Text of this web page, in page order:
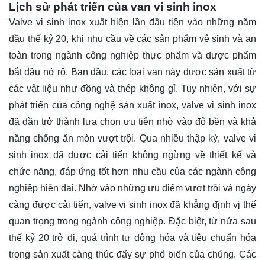
Lịch sử phát triển của van vi sinh inox
Valve vi sinh inox xuất hiện lần đầu tiên vào những năm
đầu thế kỷ 20, khi nhu cầu về các sản phẩm vệ sinh và an
toàn trong ngành công nghiệp thực phẩm và dược phẩm
bắt đầu nở rộ. Ban đầu, các loại van này được sản xuất từ
các vật liệu như đồng và thép không gỉ. Tuy nhiên, với sự
phát triển của công nghệ sản xuất inox, valve vi sinh inox
đã dần trở thành lựa chọn ưu tiên nhờ vào độ bền và khả
năng chống ăn mòn vượt trội. Qua nhiều thập kỷ, valve vi
sinh inox đã được cải tiến không ngừng về thiết kế và
chức năng, đáp ứng tốt hơn nhu cầu của các ngành công
nghiệp hiện đại. Nhờ vào những ưu điểm vượt trội và ngày
càng được cải tiến, valve vi sinh inox đã khẳng định vị thế
quan trọng trong ngành công nghiệp. Đặc biệt, từ nửa sau
thế kỷ 20 trở đi, quá trình tự động hóa và tiêu chuẩn hóa
trong sản xuất càng thúc đẩy sự phổ biến của chúng. Các